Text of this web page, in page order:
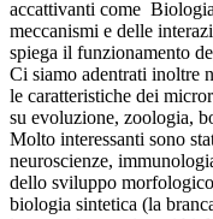
accattivanti come
meccanismi e delle
spiega il funzionamento
Ci siamo adentrati inoltre
le caratteristiche dei
su evoluzione, zoologia,
Molto interessanti sono
neuroscienze,
dello sviluppo
biologia sintetica (la